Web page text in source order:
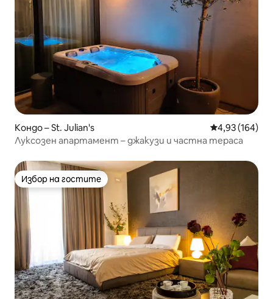
Кондо – St. Julian's Средна
4,93 (164)
Луксозен апартамент – джакузи и частна тераса
Избор на гостите
Избор на гостите